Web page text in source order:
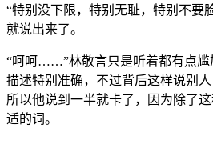
“特别没下限，特别无耻，特别不要
就说出来了。
“呵呵……”林敬言只是听着都有点尴
描述特别准确，不过背后这样说别人
所以他说到一半就卡了，因为除了
适的词。